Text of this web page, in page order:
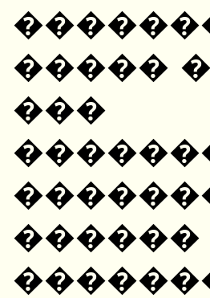
�����
���
������